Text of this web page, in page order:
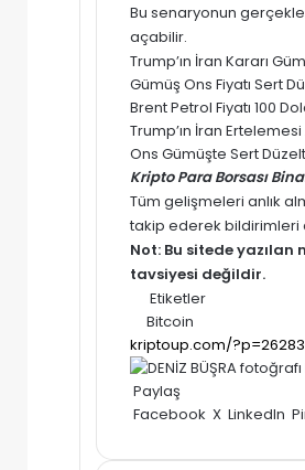
Bu senaryonun
açabilir.
Trump’ın İran Kararı
Gümüş Ons Fiyatı Sert
Brent Petrol Fiyatı 100
Trump’ın İran
Ons Gümüşte Sert
Kripto Para Borsası
Tüm gelişmeleri anlık
takip ederek bildirimleri
Not: Bu sitede
tavsiyesi değildir.
Etiketler
Bitcoin
Paylaş
Facebook X LinkedIn